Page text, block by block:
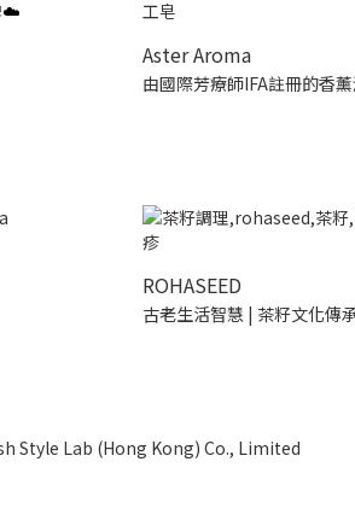
☁️
Aster Aroma
由國際芳療師IFA註冊的香
ROHASEED
古老生活智慧 | 茶籽文化傳
Style Lab (Hong Kong) Co., Limited